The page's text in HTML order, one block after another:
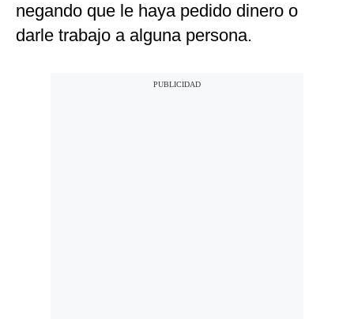
negando que le haya pedido dinero o
darle trabajo a alguna persona.